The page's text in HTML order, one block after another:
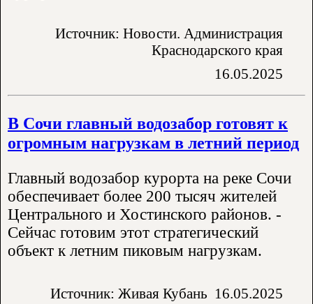
Источник: Новости. Администрация
Краснодарского края
16.05.2025
В Сочи главный водозабор готовят к
огромным нагрузкам в летний период
Главный водозабор курорта на реке Сочи
обеспечивает более 200 тысяч жителей
Центрального и Хостинского районов. -
Сейчас готовим этот стратегический
объект к летним пиковым нагрузкам.
Источник: Живая Кубань 16.05.2025